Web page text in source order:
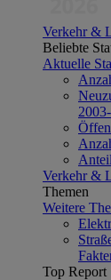
Verkehr &
Beliebte
Aktuelle
Verkehr &
Themen
Weitere
Top Report